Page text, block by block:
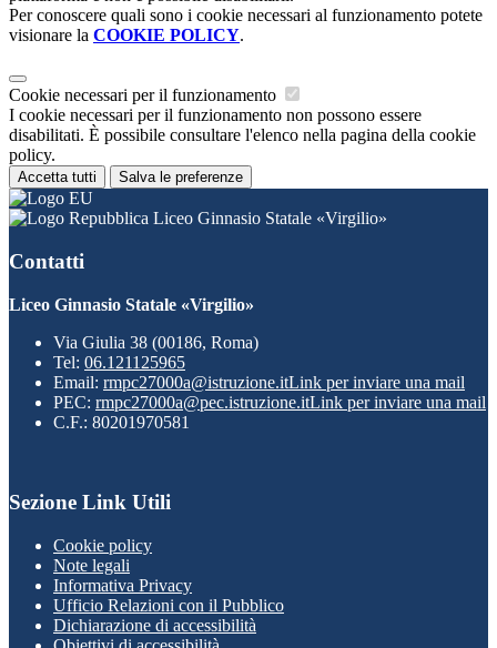
Per conoscere quali sono i cookie necessari al funzionamento potete
visionare la COOKIE POLICY.
Cookie necessari per il funzionamento
I cookie necessari per il funzionamento non possono essere
disabilitati. È possibile consultare l'elenco nella pagina della cookie
policy.
Accetta tutti Salva le preferenze
Liceo Ginnasio Statale «Virgilio»
Contatti
Liceo Ginnasio Statale «Virgilio»
Via Giulia 38 (00186, Roma)
Tel: 06.121125965
Email: rmpc27000a@istruzione.itLink per inviare una mail
PEC: rmpc27000a@pec.istruzione.itLink per inviare una mail
C.F.: 80201970581
Sezione Link Utili
Cookie policy
Note legali
Informativa Privacy
Ufficio Relazioni con il Pubblico
Dichiarazione di accessibilità